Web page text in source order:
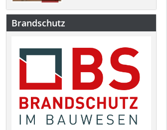
Brandschutz